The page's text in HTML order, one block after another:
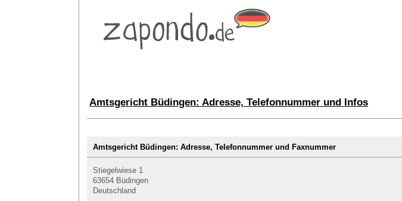
Amtsgericht Büdingen: Adresse, Telefonnummer und Infos
Amtsgericht Büdingen: Adresse, Telefonnummer und Faxnummer
Stiegelwiese 1
63654 Büdingen
Deutschland